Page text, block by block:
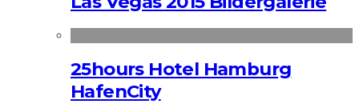
25hours Hotel Hamburg
HafenCity